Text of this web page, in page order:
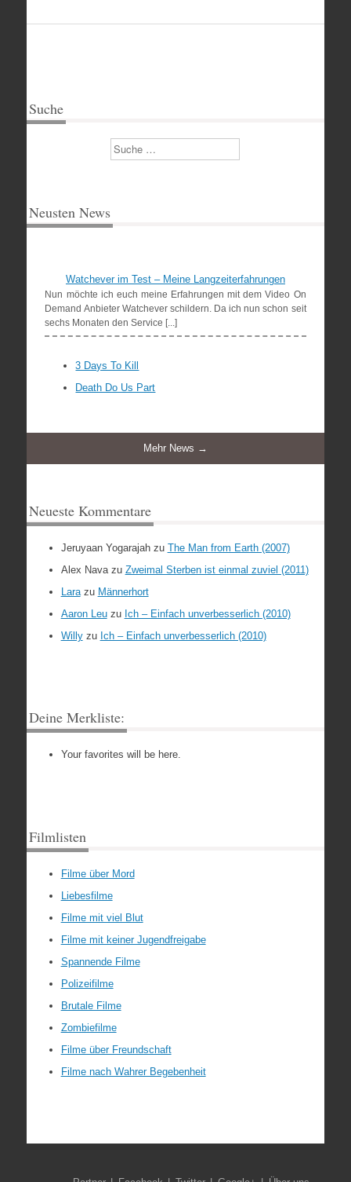
Suche
Suchen
Neusten News
Watchever im Test – Meine Langzeiterfahrungen
Nun möchte ich euch meine Erfahrungen mit dem Video On
Demand Anbieter Watchever schildern. Da ich nun schon seit
sechs Monaten den Service [...]
3 Days To Kill
Death Do Us Part
Mehr News →
Neueste Kommentare
Jeruyaan Yogarajahzu The Man from Earth (2007)
Alex Navazu Zweimal Sterben ist einmal zuviel (2011)
Larazu Männerhort
Aaron Leuzu Ich – Einfach unverbesserlich (2010)
Willyzu Ich – Einfach unverbesserlich (2010)
Deine Merkliste:
Your favorites will be here.
Filmlisten
Filme über Mord
Liebesfilme
Filme mit viel Blut
Filme mit keiner Jugendfreigabe
Spannende Filme
Polizeifilme
Brutale Filme
Zombiefilme
Filme über Freundschaft
Filme nach Wahrer Begebenheit